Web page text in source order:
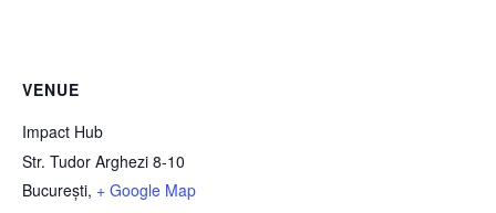
VENUE
Impact Hub
Str. Tudor Arghezi 8-10
București, + Google Map